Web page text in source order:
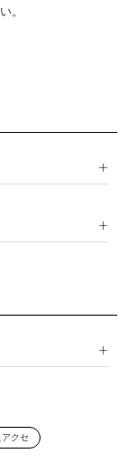
。
ステンレス
順
順
アクセ